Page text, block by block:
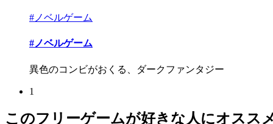
#ノベルゲーム
#ノベルゲーム
異色のコンビがおくる、ダークファンタジー
1
このフリーゲームが好きな人にオスス